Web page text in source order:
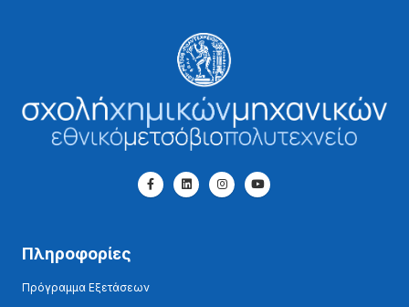
Πληροφορίες
Πρόγραμμα Εξετάσεων